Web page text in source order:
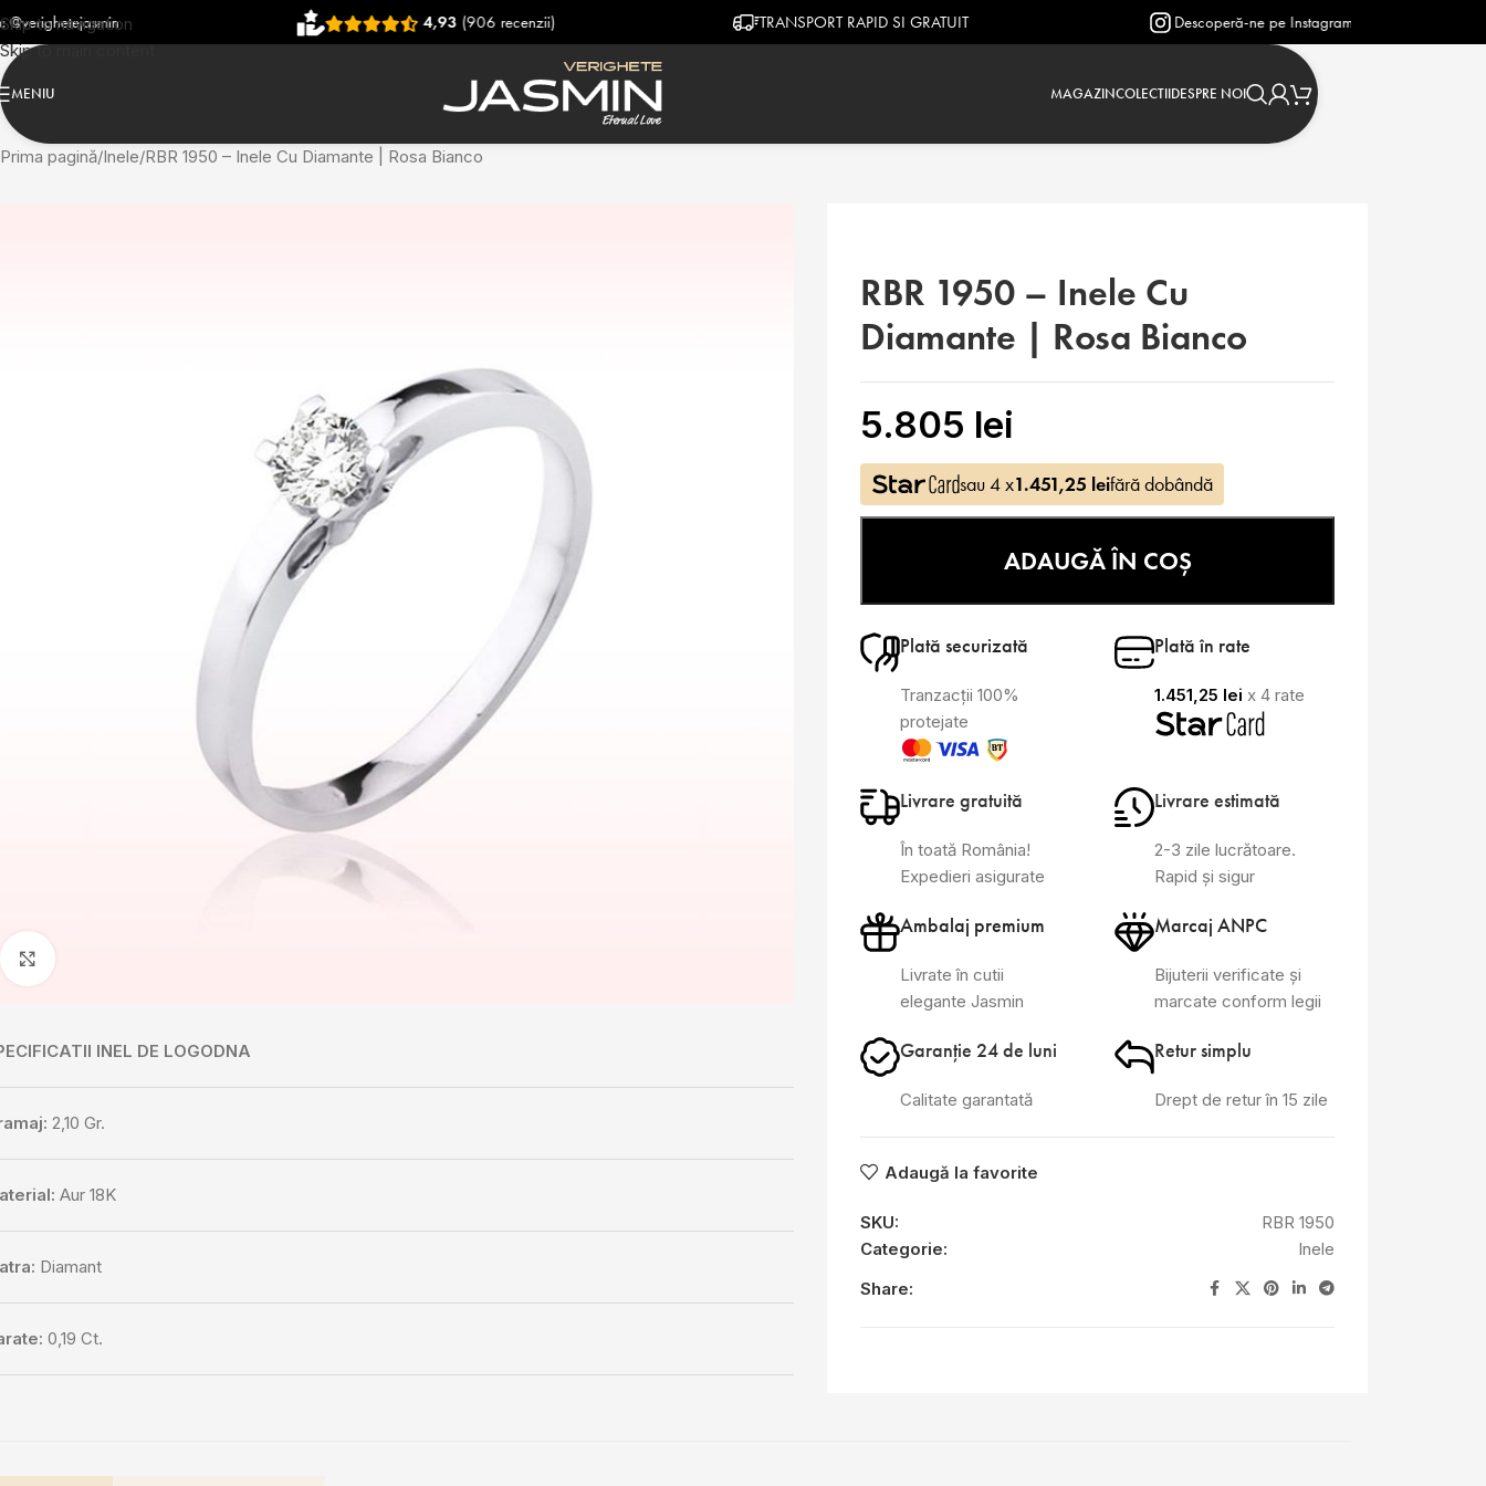
Skip to navigation
Skip to main content
4,93(906 recenzii) TRANSPORT RAPID SI GRATUIT Descoperă-ne pe Instagram: @verighetejasmin
MENIU MAGAZINCOLECTIIDESPRE NOI
Prima pagină Inele RBR 1950 – Inele Cu Diamante | Rosa Bianco
INEL DE LOGODNA
2,10 Gr.
Aur 18K
Diamant
0,19 Ct.
RBR 1950 – Inele Cu
Diamante | Rosa Bianco
5.805 lei
sau 4 x1.451,25 leifără dobândă
ADAUGĂ ÎN COȘ
Plată securizată
Tranzacții 100%
protejate
Plată în rate
1.451,25 lei x 4 rate
Livrare gratuită
În toată România!
Expedieri asigurate
Livrare estimată
2-3 zile lucrătoare.
Rapid și sigur
Ambalaj premium
Livrate în cutii
elegante Jasmin
Marcaj ANPC
Bijuterii verificate și
marcate conform legii
Garanție 24 de luni
Calitate garantată
Retur simplu
Drept de retur în 15 zile
Adaugă la favorite
SKU:
RBR 1950
Categorie:
Inele
Share: